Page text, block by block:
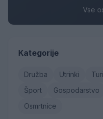
Vse
Kategorije
Družba Utrinki
Šport
Gospodarstvo
Osmrtnice